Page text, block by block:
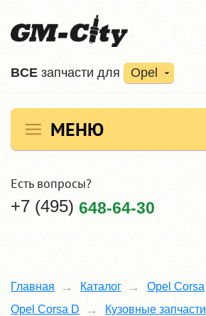
ВCE запчасти для Opel
МЕНЮ
Есть вопросы?
+7 (495) 648-64-30
Главная Каталог
Opel Corsa
Opel Corsa D
Кузовные запчасти